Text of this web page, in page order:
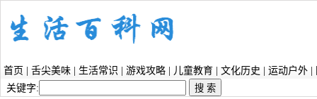
首页 舌尖美味 生活常识 游戏攻略 儿童教育 文化历史 运动户外
关键字: